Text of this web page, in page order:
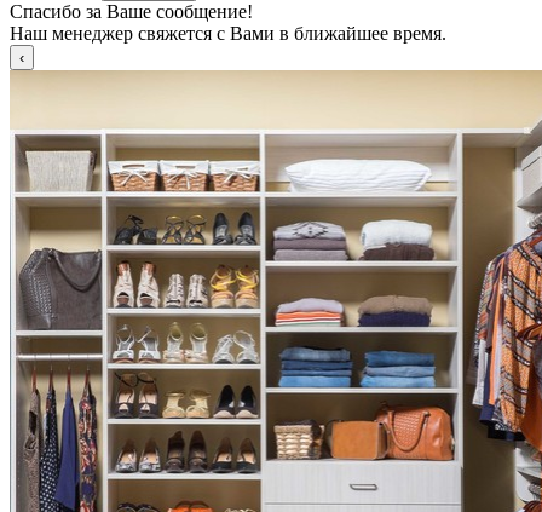
Спасибо за Ваше сообщение!
Наш менеджер свяжется с Вами в ближайшее время.